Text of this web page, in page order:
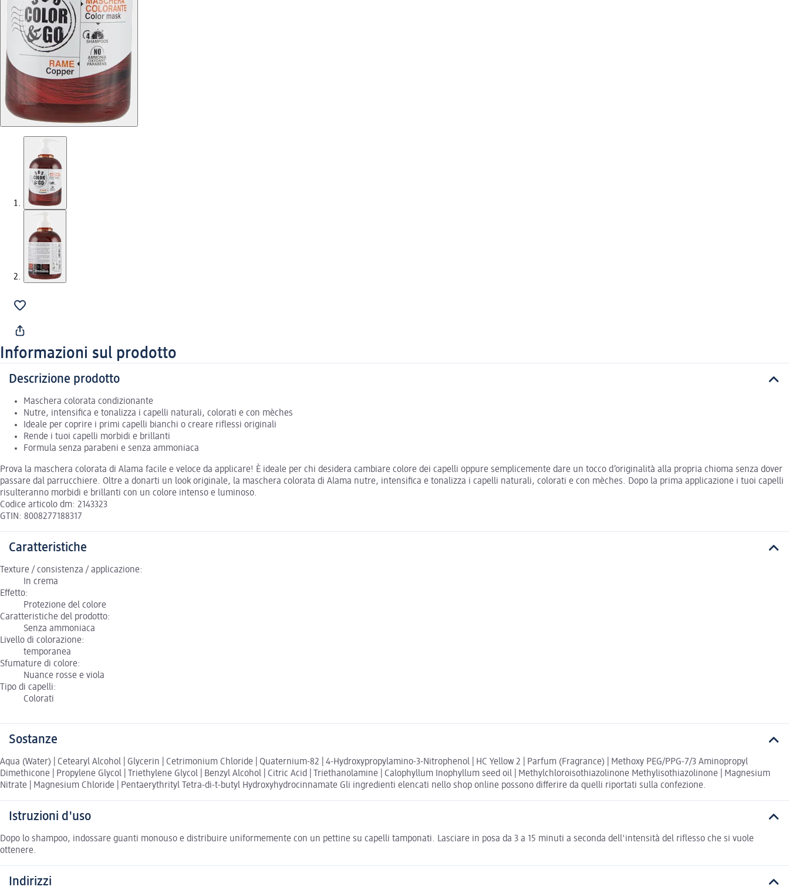
Informazioni sul prodotto
Descrizione prodotto
Maschera colorata condizionante
Nutre, intensifica e tonalizza i capelli naturali, colorati e con mèches
Ideale per coprire i primi capelli bianchi o creare riflessi originali
Rende i tuoi capelli morbidi e brillanti
Formula senza parabeni e senza ammoniaca
Prova la maschera colorata di Alama facile e veloce da applicare! È ideale per chi desidera cambiare colore dei capelli oppure semplicemente dare un tocco d’originalità alla propria chioma senza dover
passare dal parrucchiere. Oltre a donarti un look originale, la maschera colorata di Alama nutre, intensifica e tonalizza i capelli naturali, colorati e con mèches. Dopo la prima applicazione i tuoi capelli
risulteranno morbidi e brillanti con un colore intenso e luminoso.
Codice articolo dm: 2143323
GTIN: 8008277188317
Caratteristiche
Texture / consistenza / applicazione:
In crema
Effetto:
Protezione del colore
Caratteristiche del prodotto:
Senza ammoniaca
Livello di colorazione:
temporanea
Sfumature di colore:
Nuance rosse e viola
Tipo di capelli:
Colorati
Sostanze
Aqua (Water) | Cetearyl Alcohol | Glycerin | Cetrimonium Chloride | Quaternium-82 | 4-Hydroxypropylamino-3-Nitrophenol | HC Yellow 2 | Parfum (Fragrance) | Methoxy PEG/PPG-7/3 Aminopropyl
Dimethicone | Propylene Glycol | Triethylene Glycol | Benzyl Alcohol | Citric Acid | Triethanolamine | Calophyllum Inophyllum seed oil | Methylchloroisothiazolinone Methylisothiazolinone | Magnesium
Nitrate | Magnesium Chloride | Pentaerythrityl Tetra-di-t-butyl Hydroxyhydrocinnamate Gli ingredienti elencati nello shop online possono differire da quelli riportati sulla confezione.
Istruzioni d'uso
Dopo lo shampoo, indossare guanti monouso e distribuire uniformemente con un pettine su capelli tamponati. Lasciare in posa da 3 a 15 minuti a seconda dell'intensità del riflesso che si vuole
ottenere.
Indirizzi